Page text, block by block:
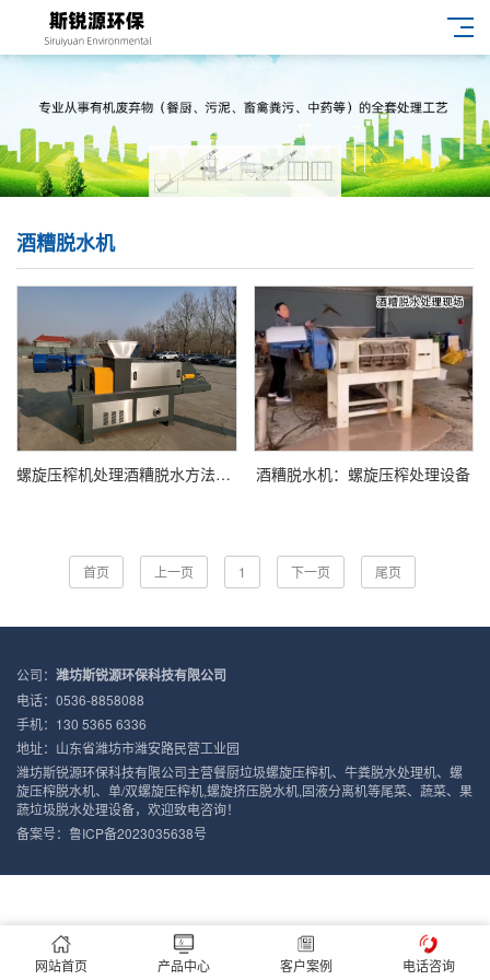
酒糟脱水机
螺旋压榨机处理酒糟脱水方法全解析 酒糟脱水机：螺旋压榨处理设备
首页 上一页 1 下一页 尾页
公司： 潍坊斯锐源环保科技有限公司
电话：0536-8858088
手机：130 5365 6336
地址：山东省潍坊市潍安路民营工业园
潍坊斯锐源环保科技有限公司主营餐厨垃圾螺旋压榨机、牛粪脱水处理机、螺
旋压榨脱水机、单/双螺旋压榨机,螺旋挤压脱水机,固液分离机等尾菜、蔬菜、果
蔬垃圾脱水处理设备，欢迎致电咨询！
备案号： 鲁ICP备2023035638号
网站首页 产品中心 客户案例 电话咨询